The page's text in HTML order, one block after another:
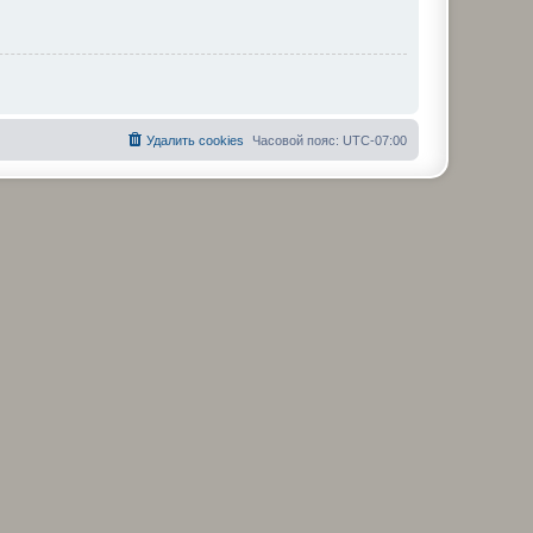
Часовой пояс: UTC-07:00
Удалить cookies